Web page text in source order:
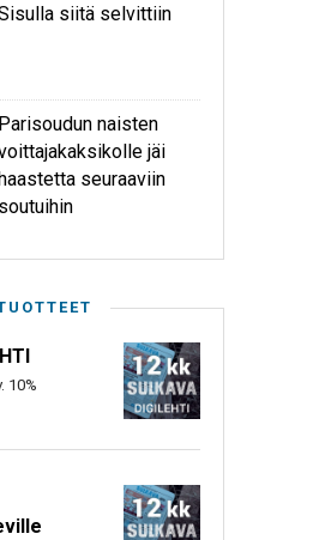
siitä selvittiin
Parisoudun naisten
jäi
seuraaviin
soutuihin
10%